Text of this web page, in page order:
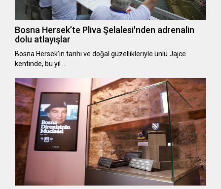
Bosna Hersek’te Pliva Şelalesi'nden adrenalin
dolu atlayışlar
Bosna Hersek’in tarihi ve doğal güzellikleriyle ünlü Jajce
kentinde, bu yıl …